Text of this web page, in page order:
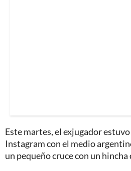
Este martes, el exjugador
Instagram con el medio
un pequeño cruce con un hincha